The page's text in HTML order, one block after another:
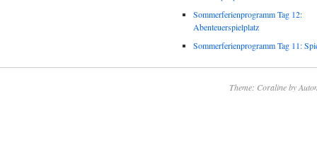
Sommerferienprogramm Tag 12:
Abenteuerspielplatz
Sommerferienprogramm Tag 11:
Theme: Coraline by